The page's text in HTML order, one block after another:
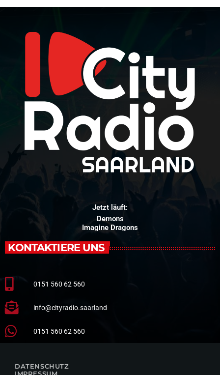
Jetzt läuft:
Demons
Imagine Dragons
KONTAKTIERE UNS
0151 560 62 560
info@cityradio.saarland
0151 560 62 560
DATENSCHUTZ